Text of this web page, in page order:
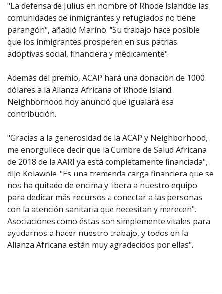
"La defensa de Julius en nombre of Rhode Islandde las
comunidades de inmigrantes y refugiados no tiene
parangón", añadió Marino. "Su trabajo hace posible
que los inmigrantes prosperen en sus patrias
adoptivas social, financiera y médicamente".
Además del premio, ACAP hará una donación de 1000
dólares a la Alianza Africana of Rhode Island.
Neighborhood hoy anunció que igualará esa
contribución.
"Gracias a la generosidad de la ACAP y Neighborhood,
me enorgullece decir que la Cumbre de Salud Africana
de 2018 de la AARI ya está completamente financiada",
dijo Kolawole. "Es una tremenda carga financiera que se
nos ha quitado de encima y libera a nuestro equipo
para dedicar más recursos a conectar a las personas
con la atención sanitaria que necesitan y merecen".
Asociaciones como éstas son simplemente vitales para
ayudarnos a hacer nuestro trabajo, y todos en la
Alianza Africana están muy agradecidos por ellas".